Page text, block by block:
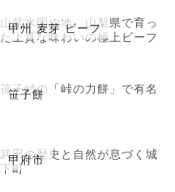
甲州 麦芽 ビーフ
山紫水明の地、山梨県で育っ
た上質な味わいの極上ビーフ
笹子餅
笹子峠の「峠の力餅」で有名
甲府市
武田の歴史と自然が息づく城
下町